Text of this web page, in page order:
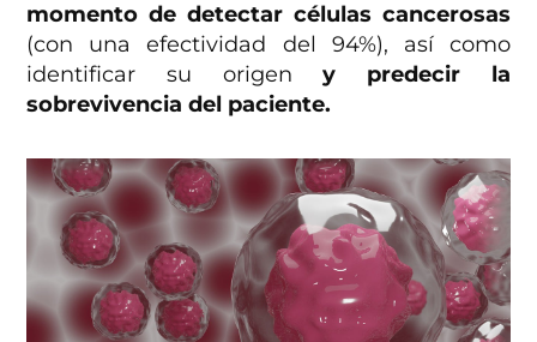
momento de detectar células cancerosas
(con una efectividad del 94%), así como
identificar su origeny predecir la
sobrevivencia del paciente.